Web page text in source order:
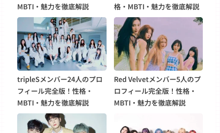
MBTI・魅力を徹底解説
格・MBTI・魅力を徹底解説
tripleSメンバー24人のプロ
フィール完全版！性格・
MBTI・魅力を徹底解説
Red Velvetメンバー5人のプ
ロフィール完全版！性格・
MBTI・魅力を徹底解説